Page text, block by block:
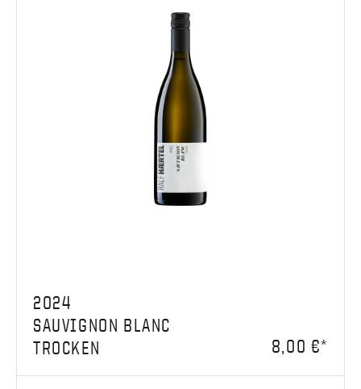
2024
SAUVIGNON BLANC
TROCKEN
8,00 €*